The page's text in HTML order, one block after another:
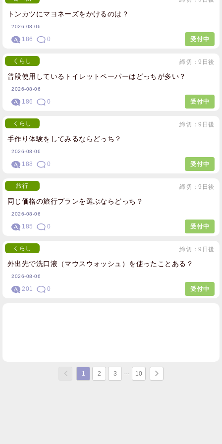
トンカツにマヨネーズをかけるのは？
2026-08-06
186 0 受付中
普段使用しているトイレットペーパーはどっちが多い？
締切：9日後
くらし
2026-08-06
186 0 受付中
手作り体験をしてみるならどっち？
締切：9日後
くらし
2026-08-06
188 0 受付中
同じ価格の旅行プランを選ぶならどっち？
締切：9日後
旅行
2026-08-06
185 0 受付中
外出先で洗口液（マウスウォッシュ）を使ったことある？
締切：9日後
くらし
2026-08-06
201 0 受付中
1 2 3 10